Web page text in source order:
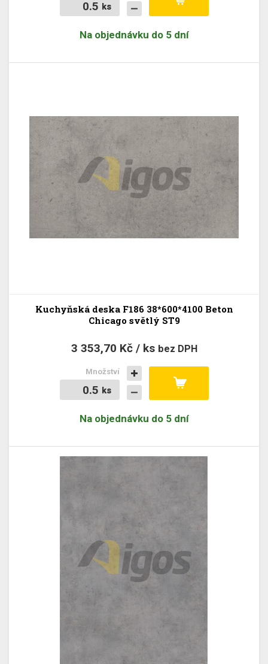
ks
ks
Na objednávku do 5 dní
Kuchyňská deska F186 38*600*4100 Beton
Chicago světlý ST9
3 353,70 Kč / ks bez DPH
ks
ks
Množství
Na objednávku do 5 dní